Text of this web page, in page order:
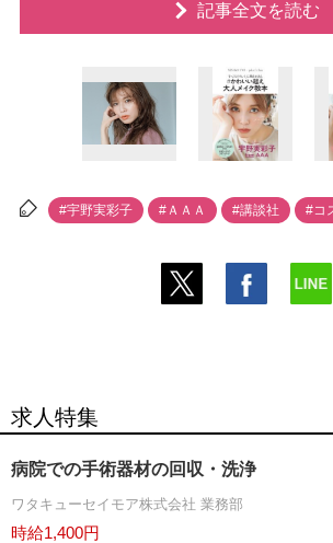
記事全文を読む
#宇野実彩子 #ＡＡＡ #講談社 #コ
求人特集
病院での手術器材の回収・洗浄
ワタキューセイモア株式会社 業務部
時給1,400円